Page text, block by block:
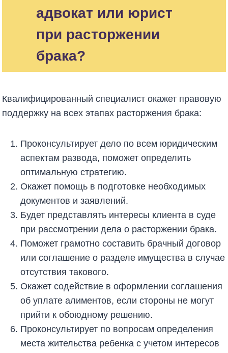
адвокат или юрист
при расторжении
брака?
Квалифицированный специалист окажет правовую
поддержку на всех этапах расторжения брака:
Проконсультирует дело по всем юридическим
аспектам развода, поможет определить
оптимальную стратегию.
Окажет помощь в подготовке необходимых
документов и заявлений.
Будет представлять интересы клиента в суде
при рассмотрении дела о расторжении брака.
Поможет грамотно составить брачный договор
или соглашение о разделе имущества в случае
отсутствия такового.
Окажет содействие в оформлении соглашения
об уплате алиментов, если стороны не могут
прийти к обоюдному решению.
Проконсультирует по вопросам определения
места жительства ребенка с учетом интересов